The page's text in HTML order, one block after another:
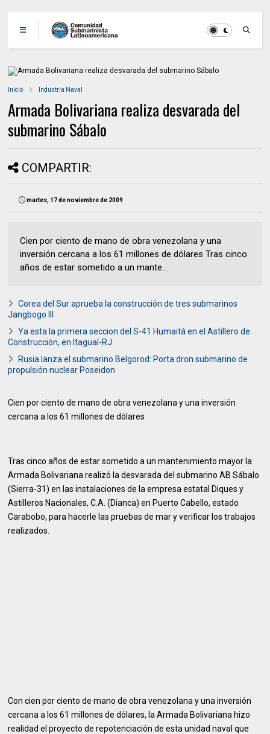
Inicio Industria Naval
Armada Bolivariana realiza desvarada del
submarino Sábalo
COMPARTIR:
martes, 17 de noviembre de 2009
Cien por ciento de mano de obra venezolana y una
inversión cercana a los 61 millones de dólares Tras cinco
años de estar sometido a un mante...
Corea del Sur aprueba la construcción de tres submarinos
Jangbogo III
Ya esta la primera seccion del S-41 Humaitá en el Astillero de
Construcción, en Itaguaí-RJ
Rusia lanza el submarino Belgorod: Porta dron submarino de
propulsión nuclear Poseidon
Cien por ciento de mano de obra venezolana y una inversión
cercana a los 61 millones de dólares
Tras cinco años de estar sometido a un mantenimiento mayor la
Armada Bolivariana realizó la desvarada del submarino AB Sábalo
(Sierra-31) en las instalaciones de la empresa estatal Diques y
Astilleros Nacionales, C.A. (Dianca) en Puerto Cabello, estado
Carabobo, para hacerle las pruebas de mar y verificar los trabajos
realizados.
Con cien por ciento de mano de obra venezolana y una inversión
cercana a los 61 millones de dólares, la Armada Bolivariana hizo
realidad el proyecto de repotenciación de esta unidad naval que